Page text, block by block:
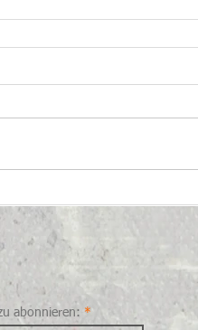
Bewusstsein beeinflussen?
abonnieren: